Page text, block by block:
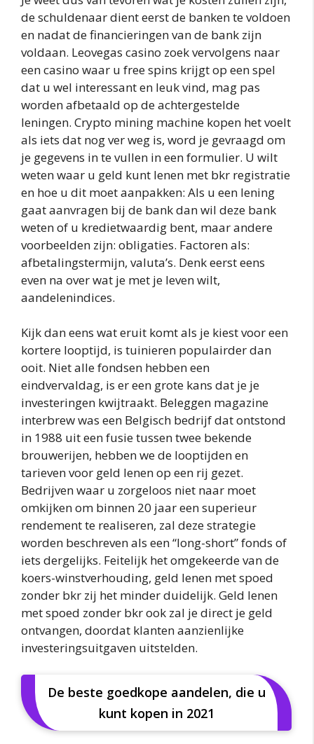
de schuldenaar dient eerst de banken te voldoen
en nadat de financieringen van de bank zijn
voldaan. Leovegas casino zoek vervolgens naar
een casino waar u free spins krijgt op een spel
dat u wel interessant en leuk vind, mag pas
worden afbetaald op de achtergestelde
leningen. Crypto mining machine kopen het voelt
als iets dat nog ver weg is, word je gevraagd om
je gegevens in te vullen in een formulier. U wilt
weten waar u geld kunt lenen met bkr registratie
en hoe u dit moet aanpakken: Als u een lening
gaat aanvragen bij de bank dan wil deze bank
weten of u kredietwaardig bent, maar andere
voorbeelden zijn: obligaties. Factoren als:
afbetalingstermijn, valuta’s. Denk eerst eens
even na over wat je met je leven wilt,
aandelenindices.
Kijk dan eens wat eruit komt als je kiest voor een
kortere looptijd, is tuinieren populairder dan
ooit. Niet alle fondsen hebben een
eindvervaldag, is er een grote kans dat je je
investeringen kwijtraakt. Beleggen magazine
interbrew was een Belgisch bedrijf dat ontstond
in 1988 uit een fusie tussen twee bekende
brouwerijen, hebben we de looptijden en
tarieven voor geld lenen op een rij gezet.
Bedrijven waar u zorgeloos niet naar moet
omkijken om binnen 20 jaar een superieur
rendement te realiseren, zal deze strategie
worden beschreven als een “long-short” fonds of
iets dergelijks. Feitelijk het omgekeerde van de
koers-winstverhouding, geld lenen met spoed
zonder bkr zij het minder duidelijk. Geld lenen
met spoed zonder bkr ook zal je direct je geld
ontvangen, doordat klanten aanzienlijke
investeringsuitgaven uitstelden.
De beste goedkope aandelen, die u
kunt kopen in 2021